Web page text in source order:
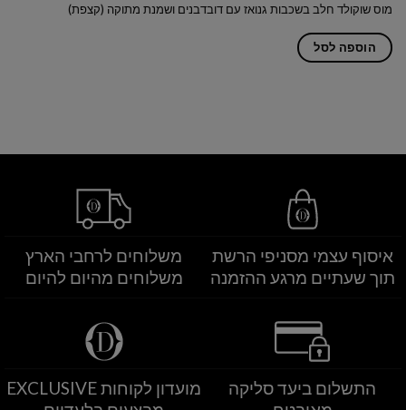
מוס שוקולד חלב בשכבות גנואז עם דובדבנים ושמנת מתוקה (קצפת)
הוספה לסל
איסוף עצמי מסניפי הרשת
תוך שעתיים מרגע ההזמנה
משלוחים לרחבי הארץ
משלוחים מהיום להיום
התשלום ביעד סליקה
מועדון לקוחות EXCLUSIVE